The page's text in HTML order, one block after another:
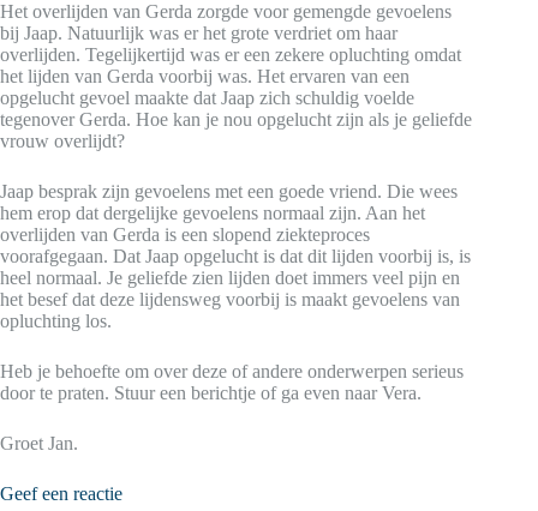
Het overlijden van Gerda zorgde voor gemengde gevoelens
bij Jaap. Natuurlijk was er het grote verdriet om haar
overlijden. Tegelijkertijd was er een zekere opluchting omdat
het lijden van Gerda voorbij was. Het ervaren van een
opgelucht gevoel maakte dat Jaap zich schuldig voelde
tegenover Gerda. Hoe kan je nou opgelucht zijn als je geliefde
vrouw overlijdt?
Jaap besprak zijn gevoelens met een goede vriend. Die wees
hem erop dat dergelijke gevoelens normaal zijn. Aan het
overlijden van Gerda is een slopend ziekteproces
voorafgegaan. Dat Jaap opgelucht is dat dit lijden voorbij is, is
heel normaal. Je geliefde zien lijden doet immers veel pijn en
het besef dat deze lijdensweg voorbij is maakt gevoelens van
opluchting los.
Heb je behoefte om over deze of andere onderwerpen serieus
door te praten. Stuur een berichtje of ga even naar Vera.
Groet Jan.
Geef een reactie